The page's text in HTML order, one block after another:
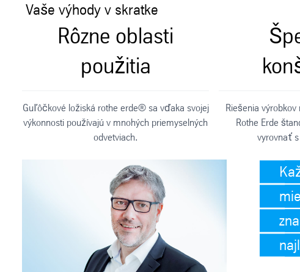
Vaše výhody v skratke
Rôzne oblasti
použitia
Guľôčkové ložiská rothe erde® sa vďaka svojej
výkonnosti používajú v mnohých priemyselných
odvetviach.
Riešenia
Rothe Erde
vyrovnať